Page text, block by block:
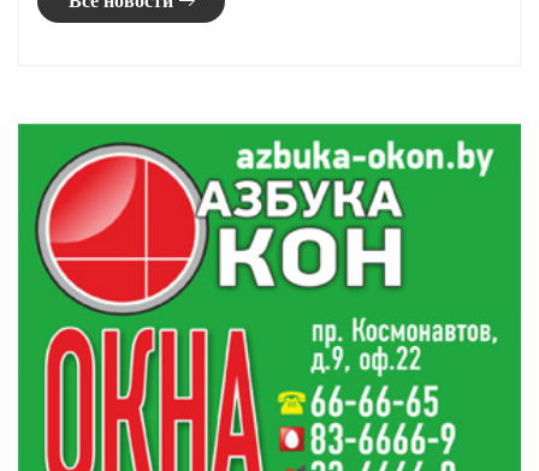
сразу: встречи с коллективами в приоритете
Данная встреча проходила в рамках Единого
дня информирования. Начальник отдела
статистики Лидского района Людмила
Юхневич сделала доклад по теме «Перепись
населения: взгляд на настоящее – шаг в
будущее!»
Рассказав о нюансах предстоящей кампании
и ответив на заданные вопросы, Людмила
Николаевна призвала присутствующих
принять активное участие в переписи,
которая, как известно, пройдет в республике
с 4 по 30 октября,передает"Лідская газета".